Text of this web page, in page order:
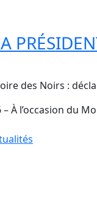
des Noirs :
– À l’occasion du